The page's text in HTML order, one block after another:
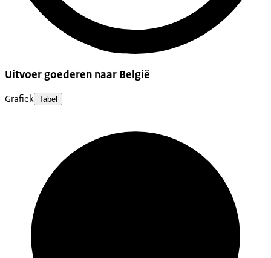
Uitvoer goederen naar België
Grafiek Tabel